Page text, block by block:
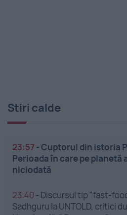
Stiri calde
23:57 -Cuptorul din istoria
Perioada în care pe planetă
niciodată
23:40 - Discursul tip "fast-
Sadhguru la UNTOLD, critici